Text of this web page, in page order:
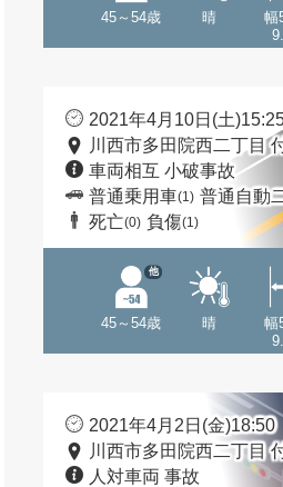
45～54歳 晴
幅
2021年4月10日(土
川西市多田院西二丁目
車両相互 小破事故
普通乗用車(1) 普通自動
死亡(0) 負傷(1)
45～54歳
他
晴
幅
2021年4月2日(金)18:50
川西市多田院西二丁目
人対車両 事故